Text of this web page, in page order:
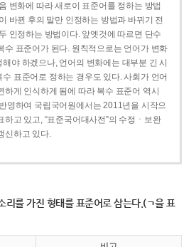
변화에 따라 새로이 표준어를 정하는 방법
바뀐 후의 말만 인정하는 방법과 바뀌기 전
인정하는 방법이다. 앞엣것에 따르면 단수
수 표준어가 된다. 원칙적으로는 언어가 변화
야 하겠으나, 언어의 변화에는 대부분 긴 시
표준어로 정하는 경우도 있다. 사회가 언어
하게 인식하게 됨에 따라 복수 표준어 역시
영하여 국립국어원에서는 2011년을 시작으
하고 있고, “표준국어대사전”의 수정ㆍ보완
신하고 있다.
리를 가진 형태를 표준어로 삼는다.(ㄱ을 표